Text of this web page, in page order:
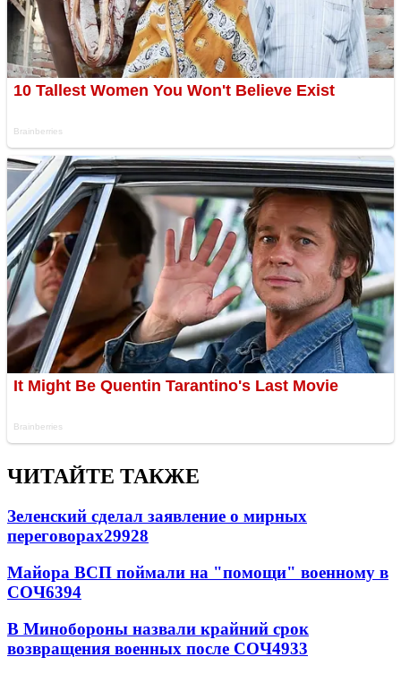
ЧИТАЙТЕ ТАКЖЕ
Зеленский сделал заявление о мирных
переговорах29928
Майора ВСП поймали на "помощи" военному в
СОЧ6394
В Минобороны назвали крайний срок
возвращения военных после СОЧ4933